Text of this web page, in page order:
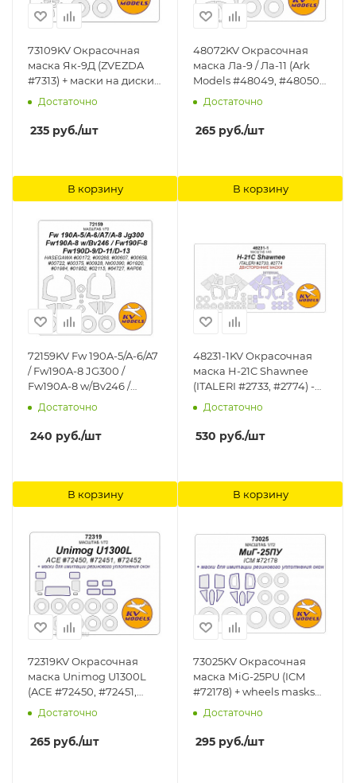
73109KV Окрасочная
маска Як-9Д (ZVEZDA
#7313) + маски на диски
и колеса KV Models
Достаточно
235 руб./шт
В корзину
48072KV Окрасочная
маска Ла-9 / Ла-11 (Ark
Models #48049, #48050)
+ маски на диски и
колеса KV Models
Достаточно
265 руб./шт
В корзину
72159KV Fw 190A-5/A-6/A7
/ Fw190A-8 JG300 /
Fw190A-8 w/Bv246 /
Fw190F-8 / Fw190D-9/D-
11/D-13 (HASEGAWA
#00172, #00268, #00607,
#00659, #00722, #00375,
#02115, #64727, #AP06) +
маски на диски и колеса
Достаточно
240 руб./шт
В корзину
48231-1KV Окрасочная
маска H-21C Shawnee
(ITALERI #2733, #2774) -
(Двусторонние маски) +
маски на диски и колеса
KV Models
Достаточно
530 руб./шт
В корзину
72319KV Окрасочная
маска Unimog U1300L
(ACE #72450, #72451,
#72452) + маски на
диски и колеса KV
Models
Достаточно
265 руб./шт
73025KV Окрасочная
маска МiG-25PU (ICM
#72178) + wheels masks
KV Models
Достаточно
295 руб./шт